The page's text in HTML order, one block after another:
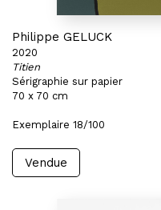
Philippe GELUCK
2020
Titien
Sérigraphie sur papier
70 x 70 cm
Exemplaire 18/100
Vendue